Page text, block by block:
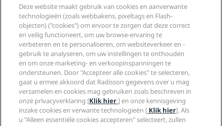
Radisson Hotels-app
Sports Approved-hotels
Gezinsvriendelijk hotels
Gezondheid en veiligheid
Radisson Hotel Group
Media
Vacatures RHG
Vacatures PPHE
Vacatures EHL
The Club by RHG
Hotelontwikkeling
Duurzaam ondernemen
Inkoop
Juridisch
Privacycentrum
Juridische kennisgeving
Algemene voorwaarden voor Radisson Rewards
Gebruikersovereenkomst site
Digitale toegankelijkheid
Verklaring inzake moderne slavernij
Help
Waarschuwingen voor consumenten
Contactgegevens
Veelgestelde vragen
Sitemap
Social media
Radisson Hotels Brands
Deze website maakt gebruik van cookies en aanverwante
technologieën (zoals webbakens, pixeltags en Flash-
objecten) ("cookies") om ervoor te zorgen dat deze correct
en veilig functioneert, om uw browse-ervaring te
verbeteren en te personaliseren, om websiteverkeer en -
gebruik te analyseren, om uw instellingen te onthouden
en om onze marketing- en verkoopinspanningen te
ondersteunen. Door "Accepteer alle cookies" te selecteren,
gaat u ermee akkoord dat Radisson gegevens over u mag
verzamelen en cookies mag gebruiken zoals beschreven in
onze privacyverklaring [Klik hier] en onze kennisgeving
inzake cookies en verwante technologieën [ Klik hier]. Als
u "Alleen essentiële cookies accepteren" selecteert, zullen